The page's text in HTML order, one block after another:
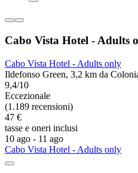
Cabo Vista Hotel - Adults
Cabo Vista Hotel - Adults only
Ildefonso Green, 3,2 km da
9,4/10
Eccezionale
(1.189 recensioni)
47 €
tasse e oneri inclusi
10 ago - 11 ago
Cabo Vista Hotel - Adults only